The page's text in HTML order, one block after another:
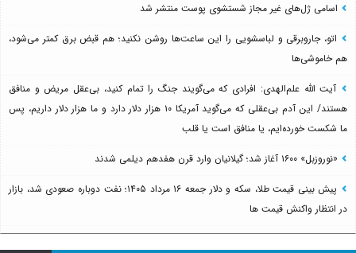
اسامی ژل‌های غیر مجاز شستشوی پوست منتشر شد
اتو، جاروبرقی و لباسشویی را این ساعت‌ها روشن نکنید؛ هم قبض برق کمتر می‌شود،
هم خاموشی‌ها
آیت الله علم‌الهدی: افرادی که می‌گویند جنگ را تمام کنید، بی‌عقل مریض و منافق
هستند/ این آدم بی‌عقلی که می‌گوید آمریکا ۱۰ هزار دلار دارد و ما هزار دلار داریم، پس
ما شکست خورده‌ایم، یا منافق است یا قلب
«نوروزبل» ۱۶۰۰ آغاز شد؛ گیلانیان وارد قرن هفدهم دیلمی شدند
پیش بینی قیمت طلا، سکه و دلار جمعه ۱۶ مرداد ۱۴۰۵؛ نفت دوباره صعودی شد، بازار
در انتظار واکنش قیمت ها